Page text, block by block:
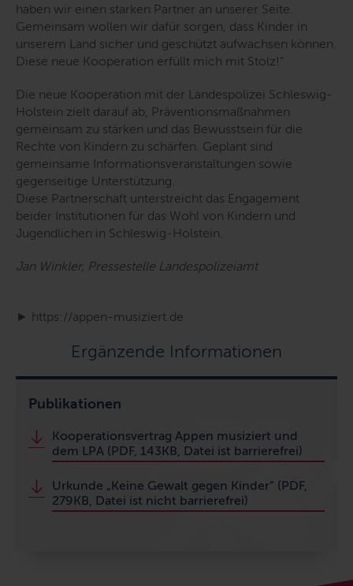
haben wir einen starken Partner an unserer Seite.
Gemeinsam wollen wir dafür sorgen, dass Kinder in
unserem Land sicher und geschützt aufwachsen können.
Diese neue Kooperation erfüllt mich mit Stolz!“
Die neue Kooperation mit der Landespolizei Schleswig-
Holstein zielt darauf ab, Präventionsmaßnahmen
gemeinsam zu stärken und das Bewusstsein für die
Rechte von Kindern zu schärfen. Geplant sind
gemeinsame Informationsveranstaltungen sowie
gegenseitige Unterstützung.
Diese Partnerschaft unterstreicht das Engagement
beider Institutionen für das Wohl von Kindern und
Jugendlichen in Schleswig-Holstein.
Jan Winkler, Pressestelle Landespolizeiamt
► https://appen-musiziert.de
Ergänzende Informationen
Publikationen
Kooperationsvertrag Appen musiziert und
dem LPA (PDF, 143KB, Datei ist barrierefrei)
Urkunde „Keine Gewalt gegen Kinder“ (PDF,
279KB, Datei ist nicht barrierefrei)